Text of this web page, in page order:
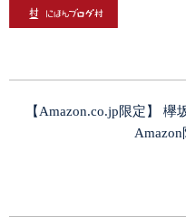
【Amazon.co.jp限定】 欅
Amazon